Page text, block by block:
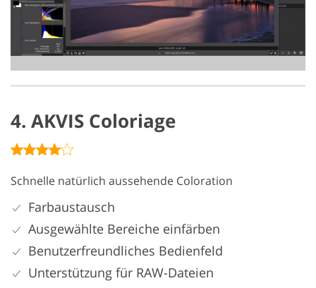
4. AKVIS Coloriage
Schnelle natürlich aussehende Coloration
Farbaustausch
Ausgewählte Bereiche einfärben
Benutzerfreundliches Bedienfeld
Unterstützung für RAW-Dateien